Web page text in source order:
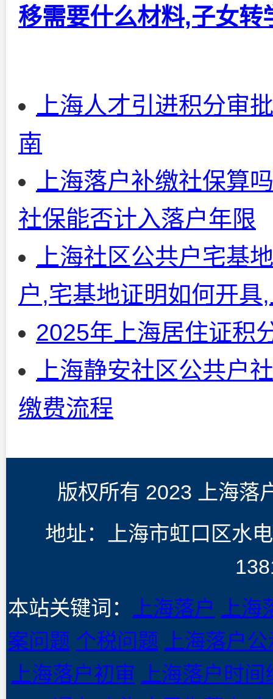
移需要什么材料,子女转
上海人才引进积分审
南
上海落户补缴社保算
社保能否计入落户年限
上海社区公共户宅基
户,宅基地证明如何开
2025年上海居住证积
上海静安社区公共户
缴费流程
版权所有 2023 上海落
地址：上海市虹口区水
本站关键词：
上海落户
上
案问题 个税问题
上海落户
上海落户初审
上海落户时间